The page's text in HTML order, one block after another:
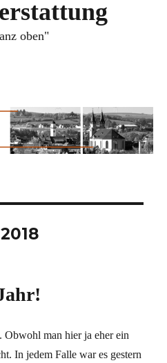
oben"
Obwohl man hier ja eher ein
In jedem Falle war es gestern